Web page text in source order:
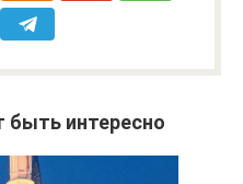
интересно